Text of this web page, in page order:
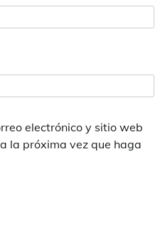
electrónico y sitio web
la próxima vez que haga